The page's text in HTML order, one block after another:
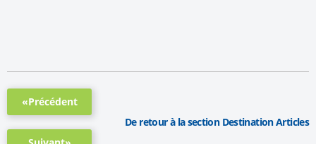
«Précédent
De retour à la section Destination Articles